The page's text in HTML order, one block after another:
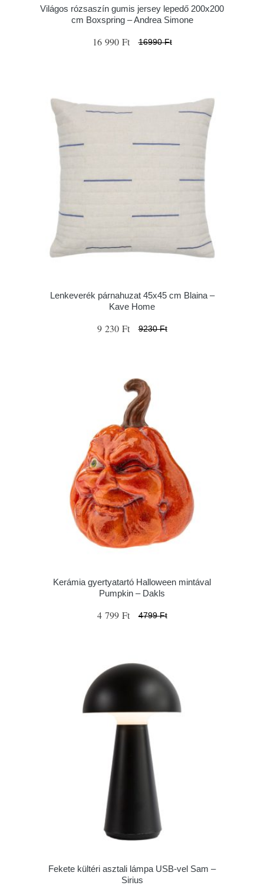
Világos rózsaszín gumis jersey lepedő 200x200
cm Boxspring – Andrea Simone
16 990 Ft 16990 Ft
Lenkeverék párnahuzat 45x45 cm Blaina –
Kave Home
9 230 Ft 9230 Ft
Kerámia gyertyatartó Halloween mintával
Pumpkin – Dakls
4 799 Ft 4799 Ft
Fekete kültéri asztali lámpa USB-vel Sam –
Sirius